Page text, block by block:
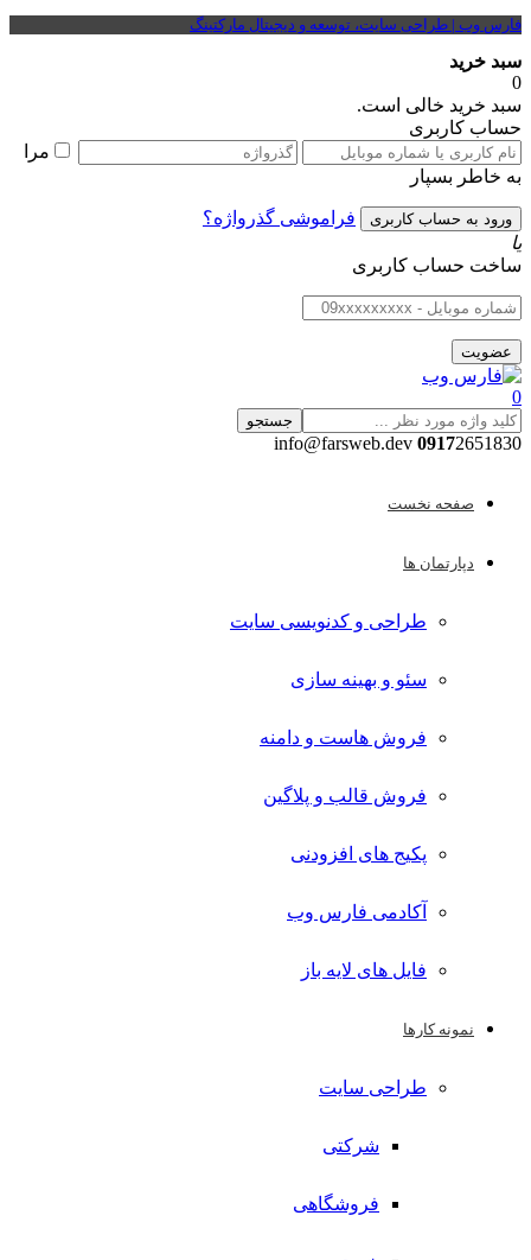
فارس وب | طراحی سایت، توسعه و دیجیتال مارکتینگ
سبد خرید
0
سبد خرید خالی است.
حساب کاربری
مرا
به خاطر بسپار
فراموشی گذرواژه؟
یا
ساخت حساب کاربری
0
جستجو
09172651830 info@farsweb.dev
صفحه نخست
دپارتمان ها
طراحی و کدنویسی سایت
سئو و بهینه سازی
فروش هاست و دامنه
فروش قالب و پلاگین
پکیج های افزودنی
آکادمی فارس وب
فایل های لایه باز
نمونه کارها
طراحی سایت
شرکتی
فروشگاهی